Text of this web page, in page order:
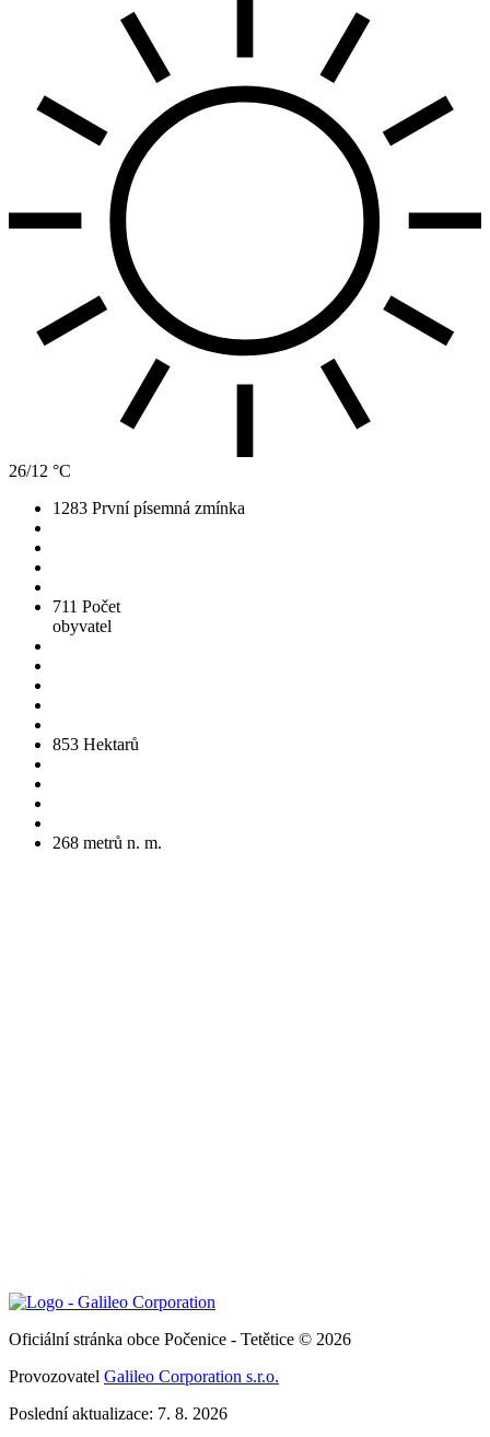
26/12 °C
1283 První písemná zmínka
711 Počet
obyvatel
853 Hektarů
268 metrů n. m.
Oficiální stránka obce Počenice - Tetětice © 2026
Provozovatel Galileo Corporation s.r.o.
Poslední aktualizace: 7. 8. 2026